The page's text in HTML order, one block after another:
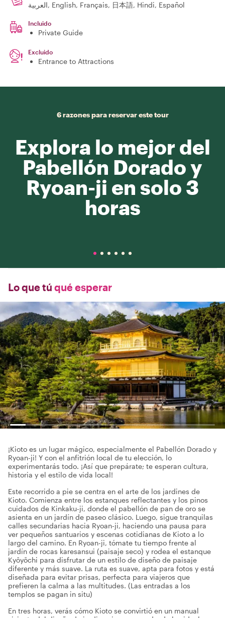
العربية, English, Français, 日本語, Hindi, Español
Incluido
Private Guide
Excluido
Entrance to Attractions
6 razones para reservar este tour
Explora lo mejor del
Pabellón Dorado y
Ryoan-ji en solo 3
horas
Lo que tú qué esperar
¡Kioto es un lugar mágico, especialmente el Pabellón Dorado y
Ryoan-ji! Y con el anfitrión local de tu elección, lo
experimentarás todo. ¡Así que prepárate; te esperan cultura,
historia y el estilo de vida local!
Este recorrido a pie se centra en el arte de los jardines de
Kioto. Comienza entre los estanques reflectantes y los pinos
cuidados de Kinkaku-ji, donde el pabellón de pan de oro se
asienta en un jardín de paseo clásico. Luego, sigue tranquilas
calles secundarias hacia Ryoan-ji, haciendo una pausa para
ver pequeños santuarios y escenas cotidianas de Kioto a lo
largo del camino. En Ryoan-ji, tómate tu tiempo frente al
jardín de rocas karesansui (paisaje seco) y rodea el estanque
Kyōyōchi para disfrutar de un estilo de diseño de paisaje
diferente y más suave. La ruta es suave, apta para fotos y está
diseñada para evitar prisas, perfecta para viajeros que
prefieren la calma a las multitudes. (Las entradas a los
templos se pagan in situ)
En tres horas, verás cómo Kioto se convirtió en un manual